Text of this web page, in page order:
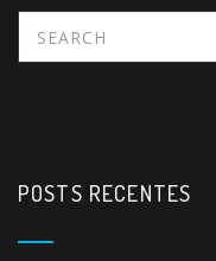
POSTS RECENTES